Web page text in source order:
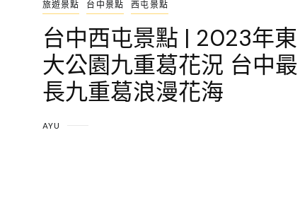
旅遊景點 台中景點 西屯景點
台中西屯景點 | 2023年東
大公園九重葛花況 台中最
長九重葛浪漫花海
AYU